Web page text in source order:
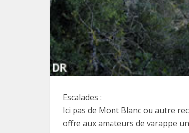
Escalades :
Ici pas de Mont Blanc ou autre
offre aux amateurs de varappe